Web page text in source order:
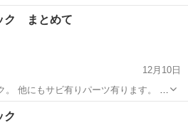
の男性活躍中★未経験活躍中！高時
その他
ク まとめて
12月10日
他にもサビ有りパーツ有ります。 屋
に来られる方限定です。
ク